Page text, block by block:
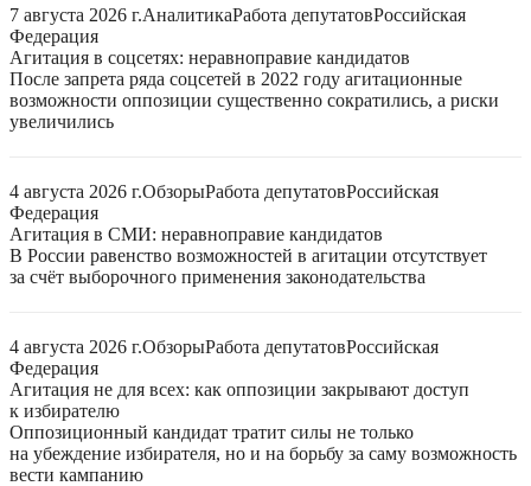
7 августа 2026 г.АналитикаРабота депутатовРоссийская
Федерация
Агитация в соцсетях: неравноправие кандидатов
После запрета ряда соцсетей в 2022 году агитационные
возможности оппозиции существенно сократились, а риски
увеличились
4 августа 2026 г.ОбзорыРабота депутатовРоссийская
Федерация
Агитация в СМИ: неравноправие кандидатов
В России равенство возможностей в агитации отсутствует
за счёт выборочного применения законодательства
4 августа 2026 г.ОбзорыРабота депутатовРоссийская
Федерация
Агитация не для всех: как оппозиции закрывают доступ
к избирателю
Оппозиционный кандидат тратит силы не только
на убеждение избирателя, но и на борьбу за саму возможность
вести кампанию